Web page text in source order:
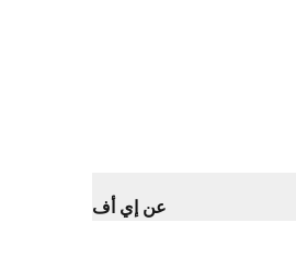
عن إي أف